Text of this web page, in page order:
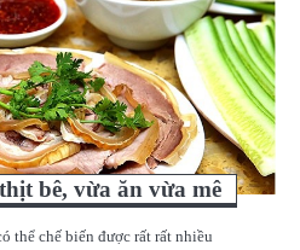
bê, vừa ăn vừa mê
thể chế biến được rất rất nhiều